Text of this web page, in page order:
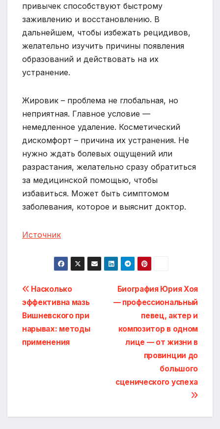
привычек способствуют быстрому
заживлению и восстановлению. В
дальнейшем, чтобы избежать рецидивов,
желательно изучить причины появления
образований и действовать на их
устранение.
Жировик – проблема не глобальная, но
неприятная. Главное условие —
немедленное удаление. Косметический
дискомфорт – причина их устранения. Не
нужно ждать болевых ощущений или
разрастания, желательно сразу обратиться
за медицинской помощью, чтобы
избавиться. Может быть симптомом
заболевания, которое и выяснит доктор.
Источник
Навигация
по
записям
Биография Юрия Хоя
— профессиональный
певец, актер и
композитор в одном
лице — от жизни в
провинции до
большого
сценического успеха
Насколько
эффективна мазь
Вишневского при
нарывах: методы
применения